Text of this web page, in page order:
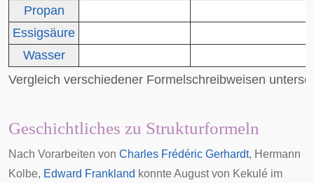
Vergleich verschiedener Formelschreibweisen
Propan
Essigsäure
Wasser
Geschichtliches zu Strukturformeln
Nach Vorarbeiten von Charles Frédéric Gerhardt, Hermann
Kolbe, Edward Frankland konnte August von Kekulé im